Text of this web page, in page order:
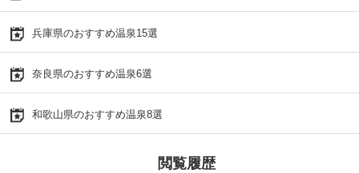
兵庫県のおすすめ温泉15選
奈良県のおすすめ温泉6選
和歌山県のおすすめ温泉8選
閲覧履歴